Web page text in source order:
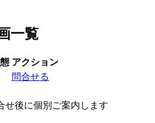
一覧
アクション
問合せる
せ後に個別ご案内します